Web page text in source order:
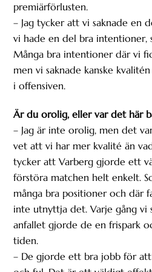
premiärförlusten.
– Jag tycker att vi saknade en
vi hade en del bra intentioner,
Många bra intentioner där vi
men vi saknade kanske
i offensiven.
Är du orolig, eller var det här
– Jag är inte orolig, men det
vet att vi har mer kvalité än
tycker att Varberg gjorde ett
förstöra matchen helt enkelt.
många bra positioner och där
inte utnyttja det. Varje gång vi
anfallet gjorde de en frispark
tiden.
– De gjorde ett bra jobb för